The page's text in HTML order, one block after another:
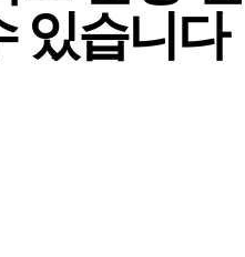
있⁠습⁠니⁠다